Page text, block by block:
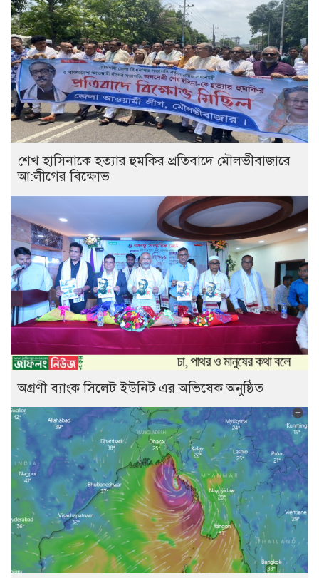
শেখ হাসিনাকে হত্যার হুমকির প্রতিবাদে মৌলভীবাজারে
আ:লীগের বিক্ষোভ
অগ্রণী ব্যাংক সিলেট ইউনিট এর অভিষেক অনুষ্ঠিত